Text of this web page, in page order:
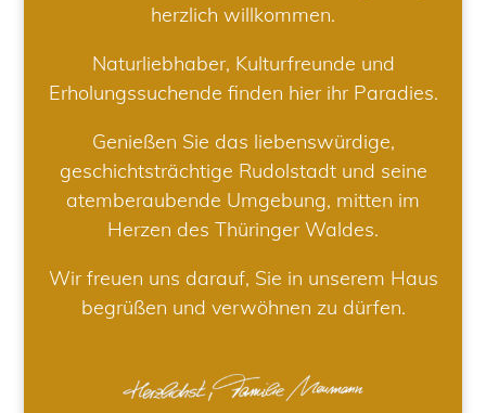
herzlich willkommen.
Naturliebhaber, Kulturfreunde und
Erholungssuchende finden hier ihr Paradies.
Genießen Sie das liebenswürdige,
geschichtsträchtige Rudolstadt und seine
atemberaubende Umgebung, mitten im
Herzen des Thüringer Waldes.
Wir freuen uns darauf, Sie in unserem Haus
begrüßen und verwöhnen zu dürfen.